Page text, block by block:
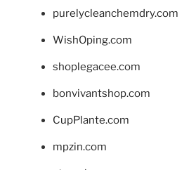
purelycleanchemdry.com
WishOping.com
shoplegacee.com
bonvivantshop.com
CupPlante.com
mpzin.com